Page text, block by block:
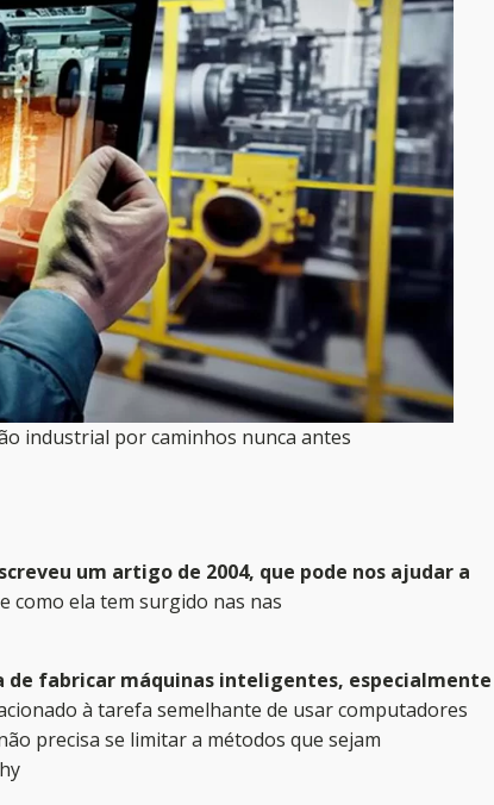
industrial por caminhos nunca antes
um artigo de 2004, que pode nos ajudar a
e como ela tem surgido nas nas
fabricar máquinas inteligentes, especialmente
à tarefa semelhante de usar computadores
precisa se limitar a métodos que sejam